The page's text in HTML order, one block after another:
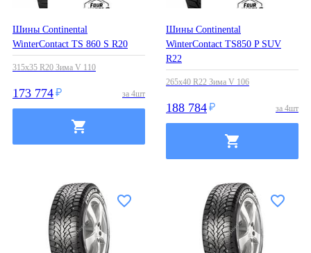
Шины Continental
WinterContact TS 860 S R20
315x35 R20 Зима V 110
173 774 за 4шт
Шины Continental
WinterContact TS850 P SUV
R22
265x40 R22 Зима V 106
188 784 за 4шт